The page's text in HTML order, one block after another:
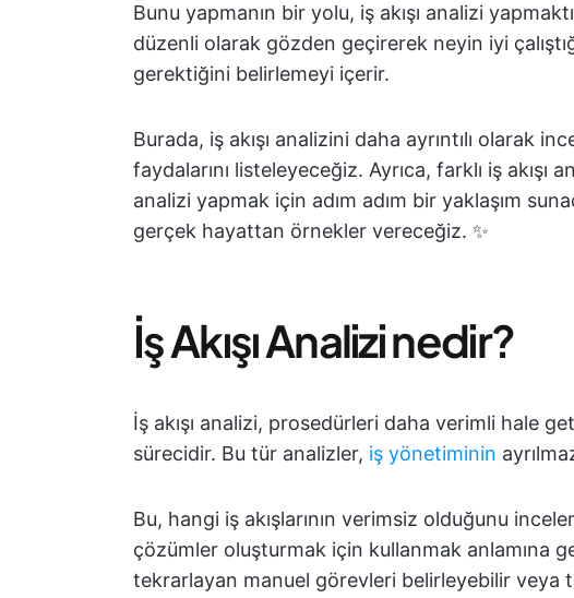
Bunu yapmanın bir yolu, iş akışı analizi
düzenli olarak gözden geçirerek neyin iyi
gerektiğini belirlemeyi içerir.
Burada, iş akışı analizini daha ayrıntılı olarak
faydalarını listeleyeceğiz. Ayrıca, farklı iş akışı
analizi yapmak için adım adım bir yaklaşım
gerçek hayattan örnekler vereceğiz. ✨
İş Akışı Analizi nedir?
İş akışı analizi, prosedürleri daha verimli hale
sürecidir. Bu tür analizler, iş yönetiminin
Bu, hangi iş akışlarının verimsiz olduğunu
çözümler oluşturmak için kullanmak anlamına
tekrarlayan manuel görevleri belirleyebilir veya